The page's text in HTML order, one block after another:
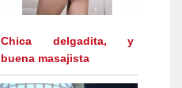
Chica delgadita, y
buena masajista